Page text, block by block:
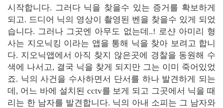
시작합니다. 그러다 닉을 찾을수 있는 증거를 확보하게
되고. 드디어 닉의 영상이 촬영된 벤을 찾을수 있게 되었
습니다. 그러나 그곳엔 아무도 없는데..! 로샨 아미리 형
사는 지오닉킹 이라는 앱을 통해 닉을 찾아 보려고 합니
다. 지오닉앱에서 아직 찾지 않은곳에 경찰을 동원해 수
색에 나서고, 결국 닉을 찾게 되지만 그는 이미 죽어있었
죠. 닉의 사건을 수사하면서 단서를 하나 발견하게 되는
데, 어느 바에 설치된 cctv를 보게 되고 그곳에서 닉을 때
리는 한 남자를 발견합니다. 닉의 아내 소피는 그 남자와